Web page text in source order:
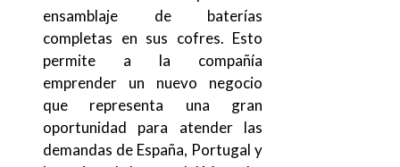
ensamblaje de baterías
completas en sus cofres. Esto
permite a la compañía
emprender un nuevo negocio
que representa una gran
oportunidad para atender las
demandas de España, Portugal y